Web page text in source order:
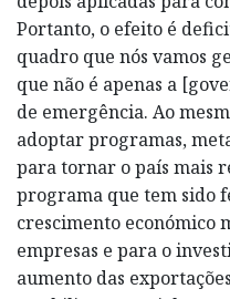
Portanto, o efeito é
quadro que nós vamos
que não é apenas a
de emergência. Ao
adoptar programas,
para tornar o país mais
programa que tem sido
crescimento económico
empresas e para o
aumento das